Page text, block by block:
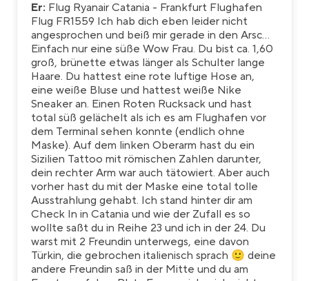
Er: Flug Ryanair Catania - Frankfurt Flughafen
Flug FR1559 Ich hab dich eben leider nicht
angesprochen und beiß mir gerade in den Arsc...
Einfach nur eine süße Wow Frau. Du bist ca. 1,60
groß, brünette etwas länger als Schulter lange
Haare. Du hattest eine rote luftige Hose an,
eine weiße Bluse und hattest weiße Nike
Sneaker an. Einen Roten Rucksack und hast
total süß gelächelt als ich es am Flughafen vor
dem Terminal sehen konnte (endlich ohne
Maske). Auf dem linken Oberarm hast du ein
Sizilien Tattoo mit römischen Zahlen darunter,
dein rechter Arm war auch tätowiert. Aber auch
vorher hast du mit der Maske eine total tolle
Ausstrahlung gehabt. Ich stand hinter dir am
Check In in Catania und wie der Zufall es so
wollte saßt du in Reihe 23 und ich in der 24. Du
warst mit 2 Freundin unterwegs, eine davon
Türkin, die gebrochen italienisch sprach 🙂 deine
andere Freundin saß in der Mitte und du am